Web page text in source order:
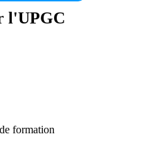
l'UPGC
formation